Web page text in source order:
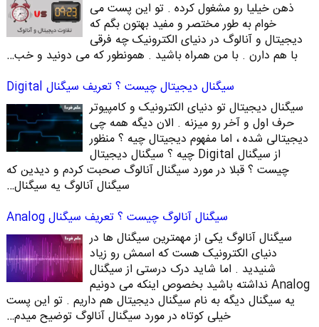
ذهن خیلیا رو مشغول کرده . تو این پست می
خوام به طور مختصر و مفید بهتون بگم که
دیجیتال و آنالوگ در دنیای الکترونیک چه فرقی
با هم دارن . با من همراه باشید . همونطور که می دونید و خب…
سیگنال دیجیتال چیست ؟ تعریف سیگنال Digital
سیگنال دیجیتال تو دنیای الکترونیک و کامپیوتر
حرف اول و آخر رو میزنه . الان دیگه همه چی
دیجیتالی شده ، اما مفهوم دیجیتال چیه ؟ منظور
از سیگنال Digital چیه ؟ سیگنال دیجیتال
چیست ؟ قبلا در مورد سیگنال آنالوگ صحبت کردم و دیدین که
سیگنال آنالوگ یه سیگنال…
سیگنال آنالوگ چیست ؟ تعریف سیگنال Analog
سیگنال آنالوگ یکی از مهمترین سیگنال ها در
دنیای الکترونیک هست که اسمش رو زیاد
شنیدید . اما شاید درک درستی از سیگنال
Analog نداشته باشید بخصوص اینکه می دونیم
یه سیگنال دیگه به نام سیگنال دیجیتال هم داریم . تو این پست
خیلی کوتاه در مورد سیگنال آنالوگ توضیح میدم…